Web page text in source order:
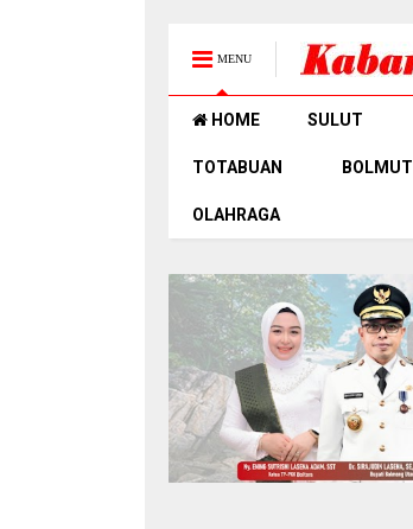
MENU
HOME SULUT
TOTABUAN BOLMUT
OLAHRAGA